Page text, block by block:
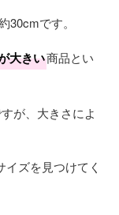
30cmです。
大きい商品とい
が、大きさによ
ズを見つけてく